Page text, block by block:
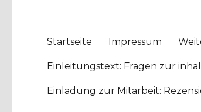
Startseite Impressum
Einleitungstext: Fragen zur
Einladung zur Mitarbeit: